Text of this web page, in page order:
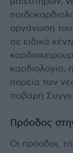
οργάνωση του
σε ειδικά
καρδιολογία,
πορεία των
σοβαρή
Πρόοδος
Οι πρόοδοι,